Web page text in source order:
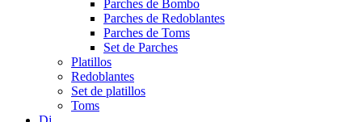
Parches de Bombo
Parches de Redoblantes
Parches de Toms
Set de Parches
Platillos
Redoblantes
Set de platillos
Toms